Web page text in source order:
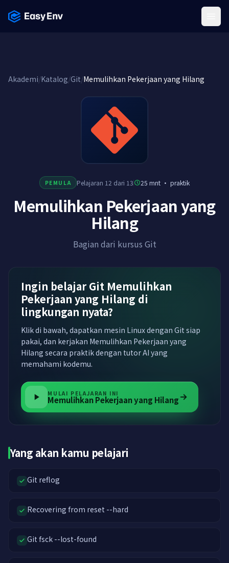
Akademi/Katalog/Git/Memulihkan Pekerjaan yang Hilang
PEMULA Pelajaran 12 dari 13 25 mnt ·praktik
Memulihkan Pekerjaan yang
Hilang
Bagian dari kursus Git
Ingin belajar Git Memulihkan
Pekerjaan yang Hilang di
lingkungan nyata?
Klik di bawah, dapatkan mesin Linux dengan Git siap
pakai, dan kerjakan Memulihkan Pekerjaan yang
Hilang secara praktik dengan tutor AI yang
memahami kodemu.
MULAI PELAJARAN INI
Memulihkan Pekerjaan yang Hilang
Yang akan kamu pelajari
Git reflog
Recovering from reset --hard
Git fsck --lost-found